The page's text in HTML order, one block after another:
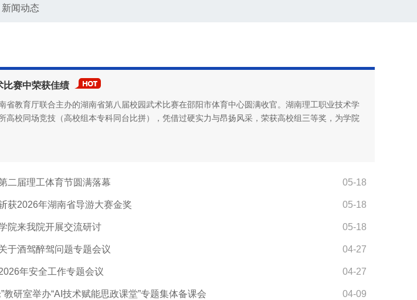
新闻动态
比赛中荣获佳绩
省教育厅联合主办的湖南省第八届校园武术比赛在邵阳市体育中心圆满收官。湖南理工职业技术学
高校同场竞技（高校组本专科同台比拼），凭借过硬实力与昂扬风采，荣获高校组三等奖，为学院
二届理工体育节圆满落幕 05-18
获2026年湖南省导游大赛金奖 05-18
院来我院开展交流研讨 05-18
于酒驾醉驾问题专题会议 04-27
年安全工作专题会议 04-27
教研室举办“AI技术赋能思政课堂”专题集体备课会 04-09